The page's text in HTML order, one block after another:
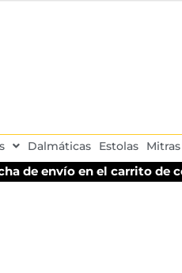
Dalmáticas Estolas Mitras
de envío en el carrito de